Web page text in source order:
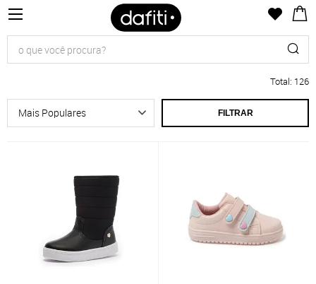
Total: 126
FILTRAR